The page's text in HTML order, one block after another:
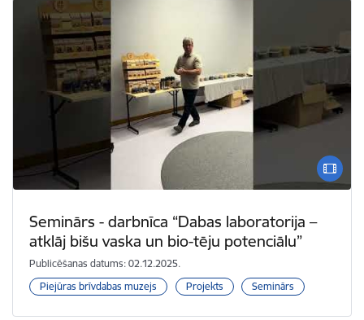
Seminārs - darbnīca “Dabas laboratorija –
atklāj bišu vaska un bio-tēju potenciālu”
Publicēšanas datums: 02.12.2025.
Piejūras brīvdabas muzejs
Projekts Seminārs